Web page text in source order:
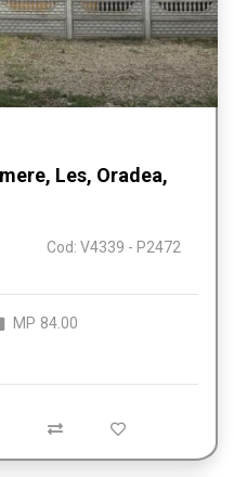
Les, Oradea,
Cod: V4339 - P2472
MP 84.00